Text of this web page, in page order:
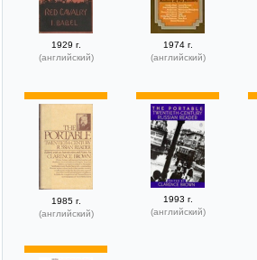
1929 г.
(английский)
1974 г.
(английский)
1985 г.
(английский)
1993 г.
(английский)